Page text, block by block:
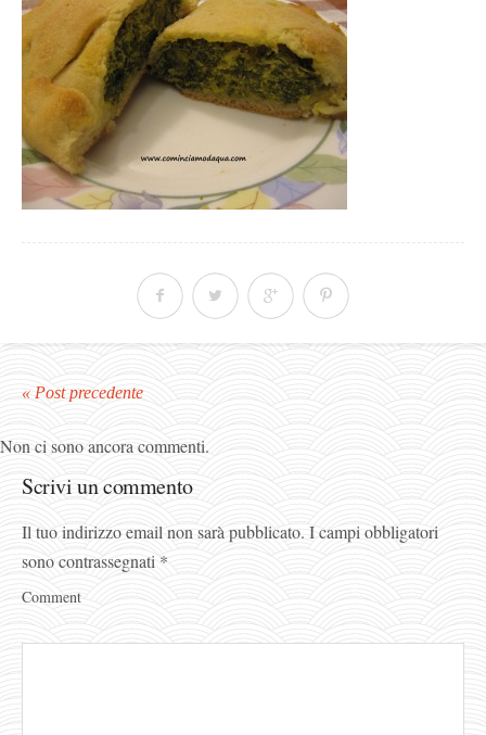
« Post precedente
Non ci sono ancora commenti.
Scrivi un commento
Il tuo indirizzo email non sarà pubblicato. I campi obbligatori
sono contrassegnati *
Comment